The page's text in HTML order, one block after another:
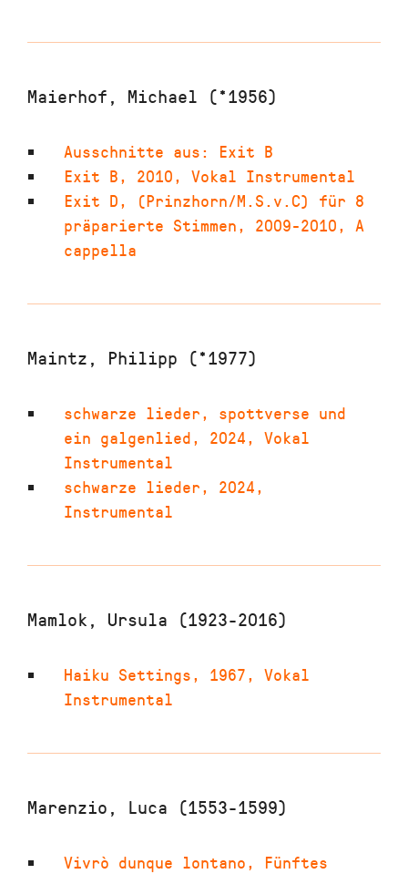
Maierhof, Michael (*1956)
Ausschnitte aus: Exit B
Exit B, 2010, Vokal Instrumental
Exit D,
(Prinzhorn/M.S.v.C) für 8
präparierte Stimmen, 2009-2010, A
cappella
Maintz, Philipp (*1977)
schwarze lieder, spottverse und
ein galgenlied, 2024, Vokal
Instrumental
schwarze lieder, 2024,
Instrumental
Mamlok, Ursula (1923-2016)
Haiku Settings, 1967, Vokal
Instrumental
Marenzio, Luca (1553-1599)
Vivrò dunque lontano, Fünftes